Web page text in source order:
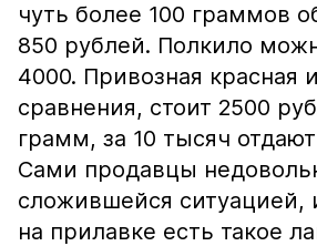
чуть более 100 граммов
850 рублей. Полкило
4000. Привозная красная
сравнения, стоит 2500
грамм, за 10 тысяч
Сами продавцы
сложившейся ситуацией,
на прилавке есть такое